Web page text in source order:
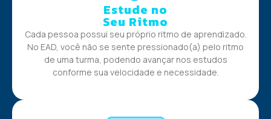
Estude no
Seu Ritmo
Cada pessoa possui seu próprio ritmo de aprendizado.
No EAD, você não se sente pressionado(a) pelo ritmo
de uma turma, podendo avançar nos estudos
conforme sua velocidade e necessidade.